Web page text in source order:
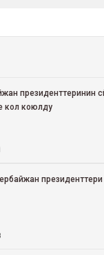
президенттеринин
кол коюлду